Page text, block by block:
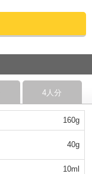
4人分
160g
40g
10ml